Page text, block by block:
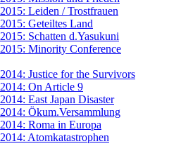
2015: Leiden / Trostfrauen
2015: Geteiltes Land
2015: Schatten d.Yasukuni
2015: Minority Conference
2014: Justice for the Survivors
2014: On Article 9
2014: East Japan Disaster
2014: Ökum.Versammlung
2014: Roma in Europa
2014: Atomkatastrophen